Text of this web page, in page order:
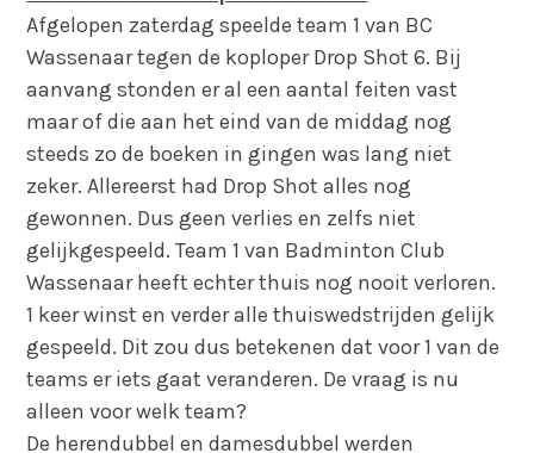
Afgelopen zaterdag speelde team 1 van BC
Wassenaar tegen de koploper Drop Shot 6. Bij
aanvang stonden er al een aantal feiten vast
maar of die aan het eind van de middag nog
steeds zo de boeken in gingen was lang niet
zeker. Allereerst had Drop Shot alles nog
gewonnen. Dus geen verlies en zelfs niet
gelijkgespeeld. Team 1 van Badminton Club
Wassenaar heeft echter thuis nog nooit verloren.
1 keer winst en verder alle thuiswedstrijden gelijk
gespeeld. Dit zou dus betekenen dat voor 1 van de
teams er iets gaat veranderen. De vraag is nu
alleen voor welk team?
De herendubbel en damesdubbel werden